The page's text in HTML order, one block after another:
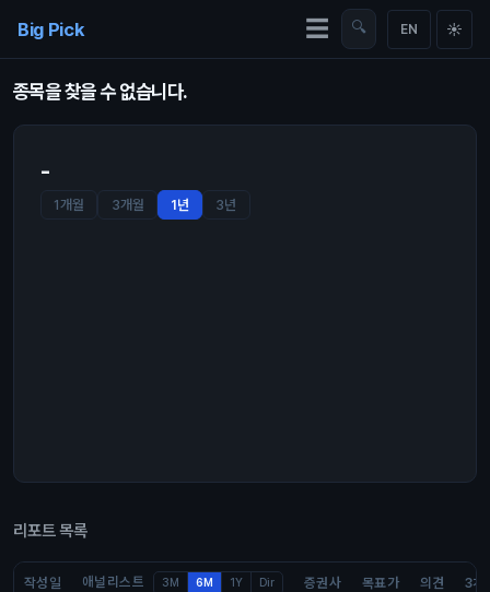
Big Pick ☰ 🔍 EN ☀
종목을 찾을 수 없습니다.
-
1개월 3개월 1년 3년
리포트 목록
작성일 애널리스트 3M 6M 1Y Dir 증권사 목표가 의견 3개